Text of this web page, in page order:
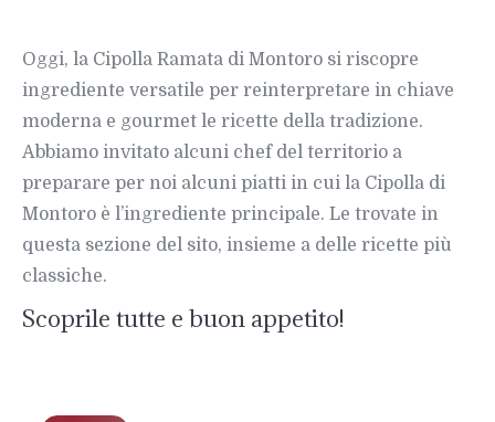
Oggi, la Cipolla Ramata di Montoro si riscopre
ingrediente versatile per reinterpretare in chiave
moderna e gourmet le ricette della tradizione.
Abbiamo invitato alcuni chef del territorio a
preparare per noi alcuni piatti in cui la Cipolla di
Montoro è l’ingrediente principale. Le trovate in
questa sezione del sito, insieme a delle ricette più
classiche.
Scoprile tutte e buon appetito!